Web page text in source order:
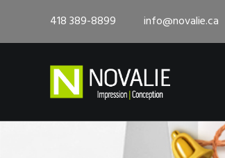
418 389-8899 info@novalie.ca